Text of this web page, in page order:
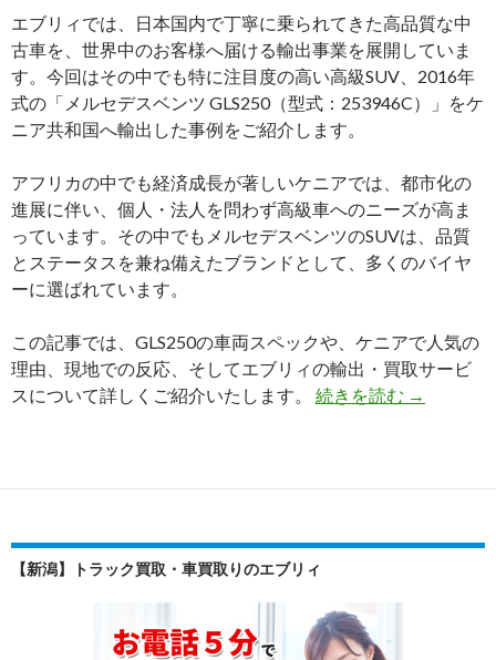
エブリィでは、日本国内で丁寧に乗られてきた高品質な中
古車を、世界中のお客様へ届ける輸出事業を展開していま
す。今回はその中でも特に注目度の高い高級SUV、2016年
式の「メルセデスベンツ GLS250（型式：253946C）」をケ
ニア共和国へ輸出した事例をご紹介します。
アフリカの中でも経済成長が著しいケニアでは、都市化の
進展に伴い、個人・法人を問わず高級車へのニーズが高ま
っています。その中でもメルセデスベンツのSUVは、品質
とステータスを兼ね備えたブランドとして、多くのバイヤ
ーに選ばれています。
この記事では、GLS250の車両スペックや、ケニアで人気の
理由、現地での反応、そしてエブリィの輸出・買取サービ
スについて詳しくご紹介いたします。 続きを読む 【買
セ
→
【新潟】トラック買取・車買取りのエブリィ